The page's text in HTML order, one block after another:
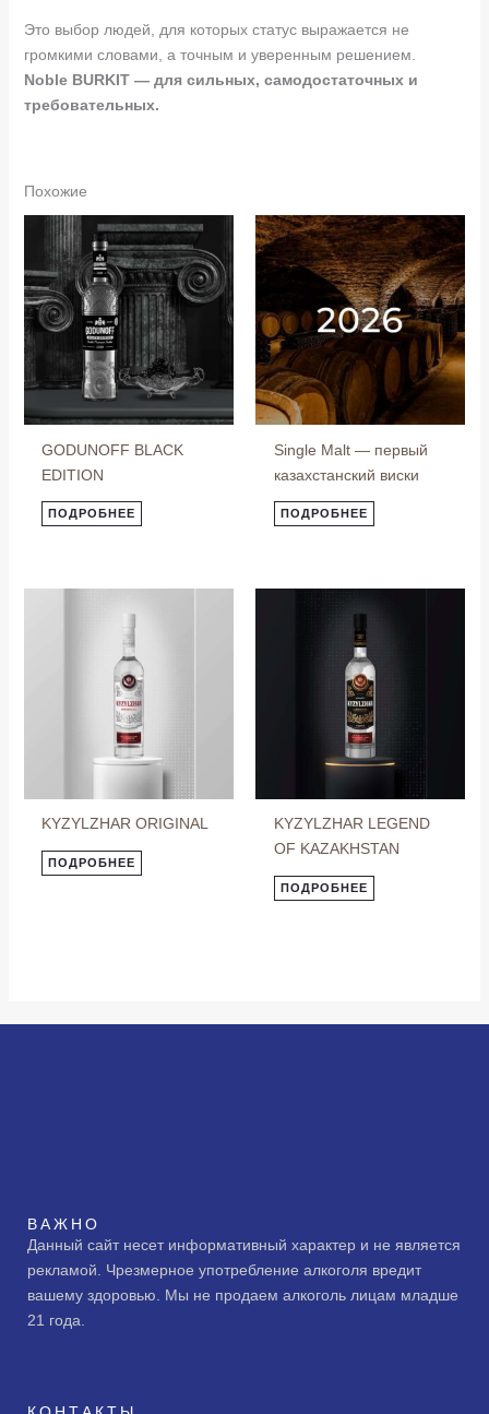
Это выбор людей, для которых статус выражается не
громкими словами, а точным и уверенным решением.
Noble BURKIT — для сильных, самодостаточных и
требовательных.
Похожие
GODUNOFF BLACK
EDITION
ПОДРОБНЕЕ
Single Malt — первый
казахстанский виски
ПОДРОБНЕЕ
KYZYLZHAR ORIGINAL
ПОДРОБНЕЕ
KYZYLZHAR LEGEND
OF KAZAKHSTAN
ПОДРОБНЕЕ
ВАЖНО
Данный сайт несет информативный характер и не является
рекламой. Чрезмерное употребление алкоголя вредит
вашему здоровью. Мы не продаем алкоголь лицам младше
21 года.